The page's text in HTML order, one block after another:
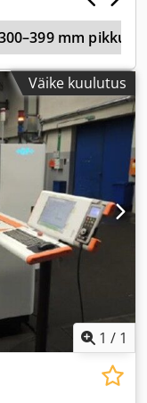
mm
Väike kuulutus
1 / 1